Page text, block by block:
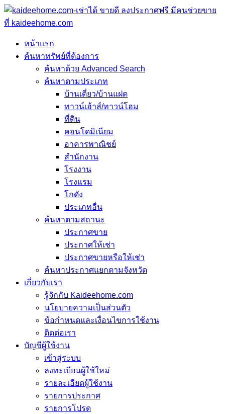
หน้าแรก
ค้นหาทรัพย์ที่ต้องการ
ค้นหาด้วย Advanced Search
ค้นหาตามประเภท
บ้านเดี่ยว/บ้านแฝด
ทาวน์เฮ้าส์/ทาวน์โฮม
ที่ดิน
คอนโดมิเนียม
อาคารพาณิชย์
สำนักงาน
โรงงาน
โรงแรม
โกดัง
ประเภทอื่น
ค้นหาตามสถานะ
ประกาศขาย
ประกาศให้เช่า
ประกาศขายหรือให้เช่า
ค้นหาประกาศแยกตามจังหวัด
เกี่ยวกับเรา
รู้จักกับ Kaideehome.com
นโยบายความเป็นส่วนตัว
ข้อกำหนดและเงื่อนไขการใช้งาน
ติดต่อเรา
บัญชีผู้ใช้งาน
เข้าสู่ระบบ
ลงทะเบียนผู้ใช้ใหม่
รายละเอียดผู้ใช้งาน
รายการประกาศ
รายการโปรด